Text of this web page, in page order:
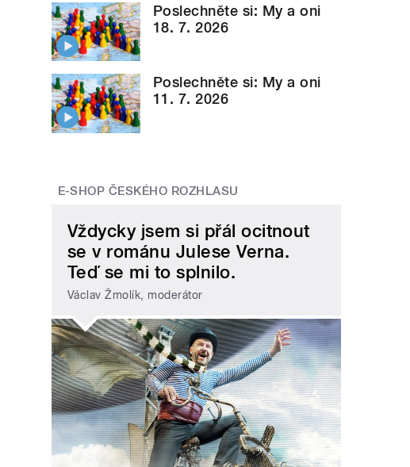
Poslechněte si: My a oni
18. 7. 2026
Poslechněte si: My a oni
11. 7. 2026
E-SHOP ČESKÉHO ROZHLASU
Vždycky jsem si přál ocitnout
se v románu Julese Verna.
Teď se mi to splnilo.
Václav Žmolík, moderátor